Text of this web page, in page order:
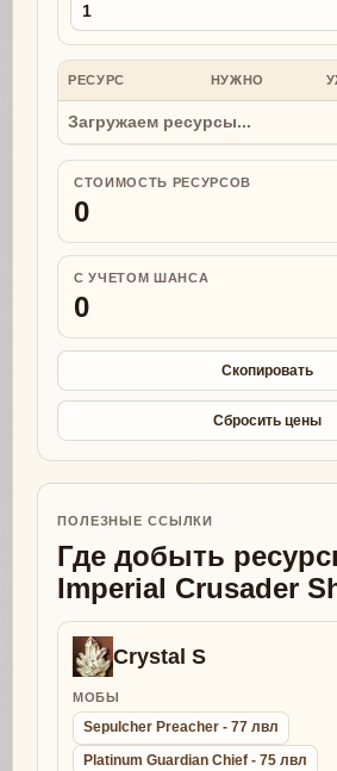
РЕСУРС НУЖНО
Загружаем ресурсы...
СТОИМОСТЬ РЕСУРСОВ
0
С УЧЕТОМ ШАНСА
0
Скопировать
Сбросить цены
ПОЛЕЗНЫЕ ССЫЛКИ
Где добыть
Imperial Crusader
Crystal S
МОБЫ
Sepulcher Preacher - 77 лвл
Platinum Guardian Chief - 75 лвл